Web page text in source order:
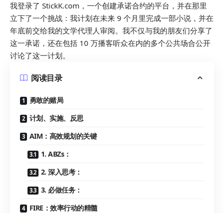
我登录了 StickK.com，一个创建承诺合约的平台，并在那里
立下了一个挑战：我计划在未来 9 个月里完成一部小说，并在
年底前交给我的文学代理人审阅。我不仅与我的朋友们分享了
这一承诺，还在包括 10 万播客听众在内的多个公共场合公开
讨论了这一计划。
阅读目录
勇敢的赌局
计划、实施、反思
AIM：高效规划的关键
1. ABZs：
2. 深入思考：
3. 必做任务：
FIRE：效率行动的精髓